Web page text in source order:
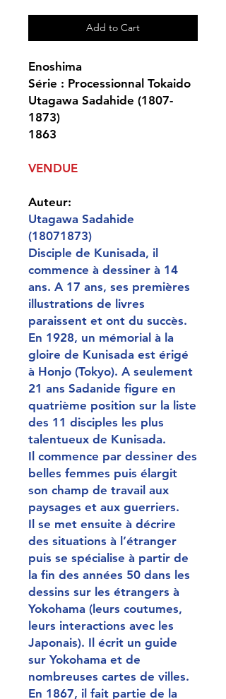
Add to Cart
Enoshima
Série : Processionnal Tokaido
Utagawa Sadahide (1807-
1873)
1863
VENDUE
Auteur:
Utagawa Sadahide
(18071873)
Disciple de Kunisada, il
commence à dessiner à 14
ans. A 17 ans, ses premières
illustrations de livres
paraissent et ont du succès.
En 1928, un mémorial à la
gloire de Kunisada est érigé
à Honjo (Tokyo). A seulement
21 ans Sadanide figure en
quatrième position sur la liste
des 11 disciples les plus
talentueux de Kunisada.
Il commence par dessiner des
belles femmes puis élargit
son champ de travail aux
paysages et aux guerriers.
Il se met ensuite à décrire
des situations à l’étranger
puis se spécialise à partir de
la fin des années 50 dans les
dessins sur les étrangers à
Yokohama (leurs coutumes,
leurs interactions avec les
Japonais). Il écrit un guide
sur Yokohama et de
nombreuses cartes de villes.
En 1867, il fait partie de la